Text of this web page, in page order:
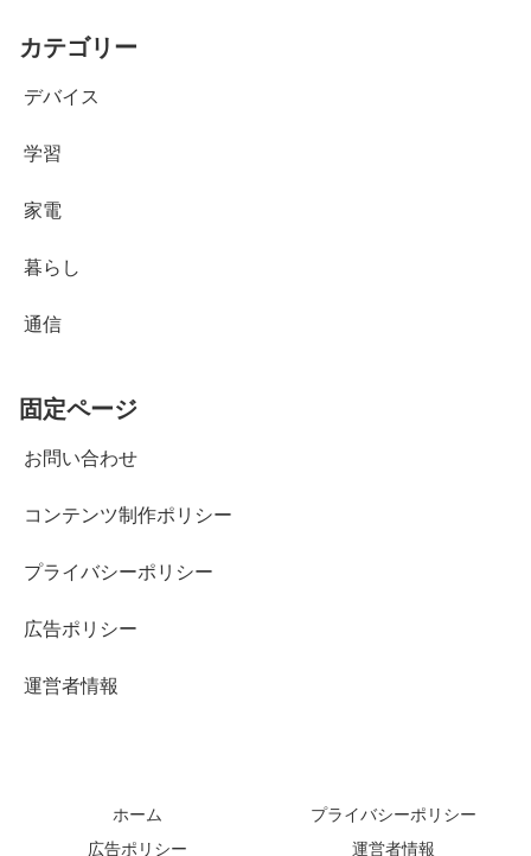
カテゴリー
デバイス
学習
家電
暮らし
通信
固定ページ
お問い合わせ
コンテンツ制作ポリシー
プライバシーポリシー
広告ポリシー
運営者情報
ホーム
プライバシーポリシー
広告ポリシー
運営者情報